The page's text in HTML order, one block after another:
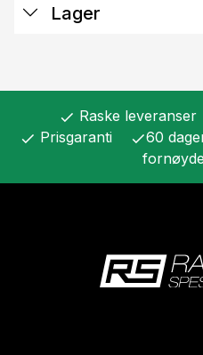
Lager
check Raske leveranser
check Prisgaranti check60